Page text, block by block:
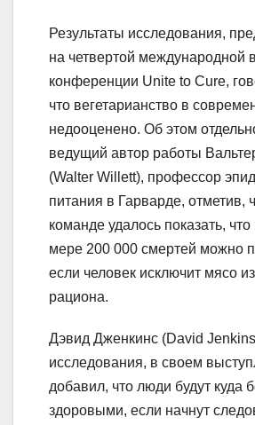
Результаты исследования,
на четвертой международной
конференции Unite to Cure,
что вегетарианство в
недооценено. Об этом
ведущий автор работы
(Walter Willett), профессор
питания в Гарварде, отметив,
команде удалось показать,
мере 200 000 смертей можно
если человек исключит мясо
рациона.
Дэвид Дженкинс (David
исследования, в своем
добавил, что люди будут куда
здоровыми, если начнут